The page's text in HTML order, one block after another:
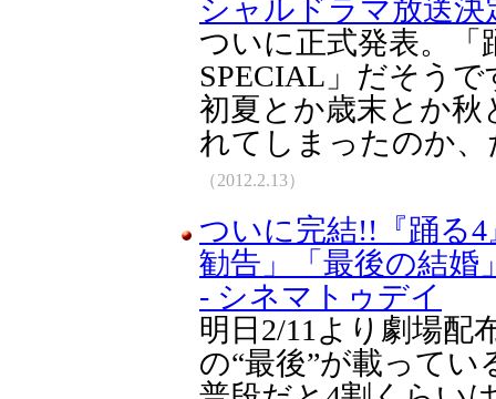
シャルドラマ放送
ついに正式発表。「
SPECIAL」だそうで
初夏とか歳末とか
れてしまったのか
（2012.2.13）
ついに完結!!『踊る
勧告」「最後の結婚
- シネマトゥデイ
明日2/11より劇場配
の“最後”が載ってい